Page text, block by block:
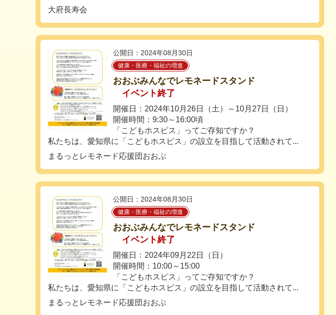
大府長寿会
公開日：2024年08月30日
健康・医療・福祉の増進
おおぶみんなでレモネードスタンド
イベント終了
開催日：2024年10月26日（土）～10月27日（日）
開催時間：9:30～16:00頃
「こどもホスピス」ってご存知ですか？
私たちは、愛知県に「こどもホスピス」の設立を目指して活動されて...
まるっとレモネード応援団おおぶ
公開日：2024年08月30日
健康・医療・福祉の増進
おおぶみんなでレモネードスタンド
イベント終了
開催日：2024年09月22日（日）
開催時間：10:00～15:00
「こどもホスピス」ってご存知ですか？
私たちは、愛知県に「こどもホスピス」の設立を目指して活動されて...
まるっとレモネード応援団おおぶ